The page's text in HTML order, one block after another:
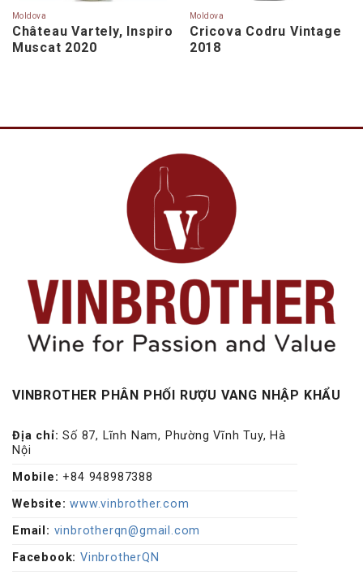
Moldova
Château Vartely, Inspiro
Muscat 2020
Moldova
Cricova Codru Vintage
2018
VINBROTHER PHÂN PHỐI RƯỢU VANG NHẬP KHẨU
Địa chỉ: Số 87, Lĩnh Nam, Phường Vĩnh Tuy, Hà
Nội
Mobile: +84 948987388
Website: www.vinbrother.com
Email: vinbrotherqn@gmail.com
Facebook: VinbrotherQN